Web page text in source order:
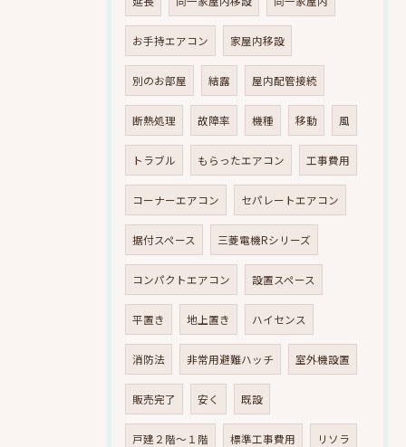
お手持エアコン 家屋内移設
別のお部屋 結露 屋内配管接続
断熱処理 故障率 機種 移動 風
トラブル もらったエアコン 工事費用
コーナーエアコン セパレートエアコン
据付スペース 三菱電機Rシリーズ
コンパクトエアコン 設置スペース
平置き 地上置き ハイセンス
消防法 非常用避難ハッチ 室外機設置
販売完了 安く 既設
戸建２階～１階 標準工事費用 リソラ